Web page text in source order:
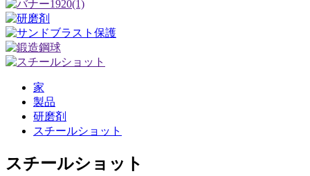
家
製品
研磨剤
スチールショット
スチールショット